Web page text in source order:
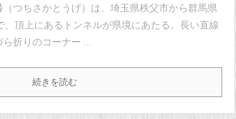
（つちさかとうげ）は、埼玉県秩父市から群馬県
頂上にあるトンネルが県境にあたる。長い直線
折りのコーナー ...
続きを読む